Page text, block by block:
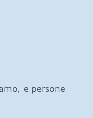
le persone